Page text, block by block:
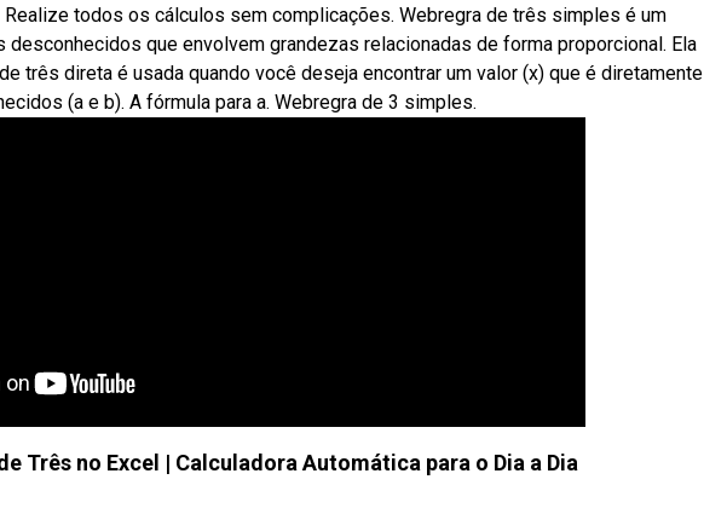
todos os cálculos sem complicações. Webregra de três simples é um
que envolvem grandezas relacionadas de forma proporcional. Ela
três direta é usada quando você deseja encontrar um valor (x) que é diretamente
(a e b). A fórmula para a. Webregra de 3 simples.
Três no Excel | Calculadora Automática para o Dia a Dia